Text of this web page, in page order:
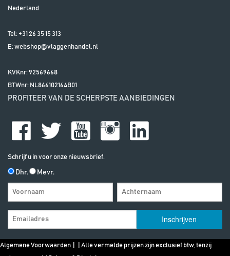
Nederland
Tel: +31 26 35 15 313
E:webshop@vlaggenhandel.nl
KVKnr: 92569668
BTWnr: NL866102164B01
PROFITEER VAN DE SCHERPSTE AANBIEDINGEN
Schrijf u in voor onze nieuwsbrief.
Dhr. Mevr.
Algemene Voorwaarden | | Alle vermelde prijzen zijn exclusief btw, tenzij